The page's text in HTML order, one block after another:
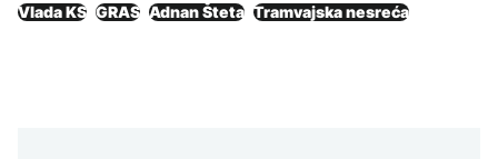
Vlada KS GRAS Adnan Šteta Tramvajska nesreća